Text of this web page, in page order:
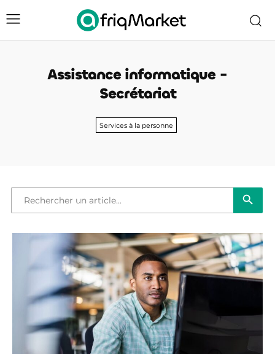
Assistance informatique -
Secrétariat
Services à la personne
Recherche
:
Bouton de